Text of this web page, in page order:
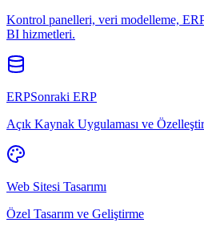
Kontrol panelleri, veri modelleme,
BI hizmetleri.
ERPSonraki ERP
Açık Kaynak Uygulaması ve
Web Sitesi Tasarımı
Özel Tasarım ve Geliştirme